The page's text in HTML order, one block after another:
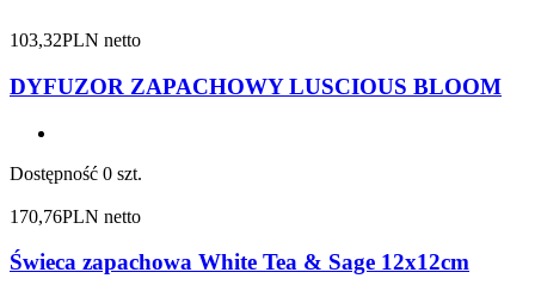
103,32PLN netto
DYFUZOR ZAPACHOWY LUSCIOUS BLOOM
Dostępność 0 szt.
170,76PLN netto
Świeca zapachowa White Tea & Sage 12x12cm